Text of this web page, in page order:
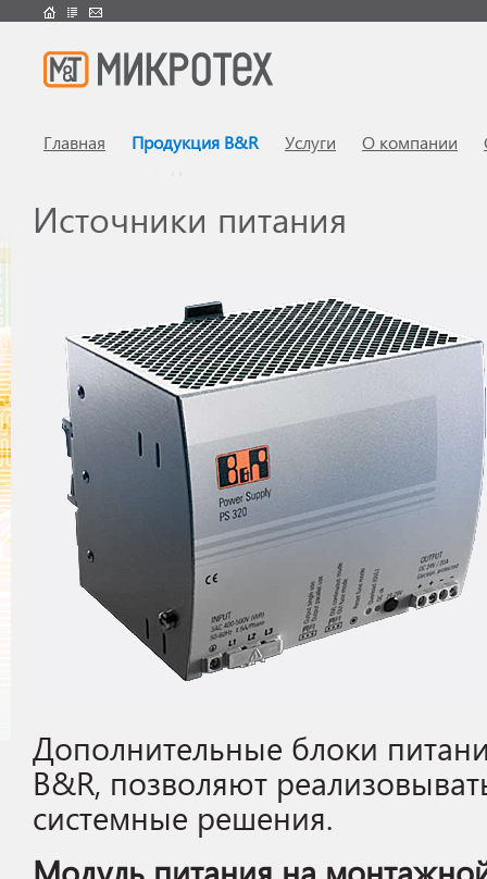
Главная Продукция B&R Услуги О компании
Источники питания
Дополнительные блоки
B&R, позволяют
системные решения.